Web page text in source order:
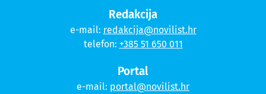
Redakcija
e-mail: redakcija@novilist.hr
telefon: +385 51 650 011
Portal
e-mail: portal@novilist.hr